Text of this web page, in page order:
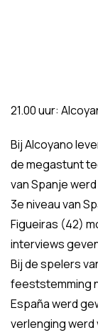
21.00 uur:
Bij Alcoyano
de megastunt
van Spanje
3e niveau van
Figueiras (42)
interviews
Bij de spelers
feeststemming
España werd
verlenging werd